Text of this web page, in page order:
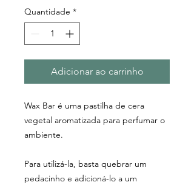
Quantidade *
Adicionar ao carrinho
Wax Bar é uma pastilha de cera
vegetal aromatizada para perfumar o
ambiente.
Para utilizá-la, basta quebrar um
pedacinho e adicioná-lo a um